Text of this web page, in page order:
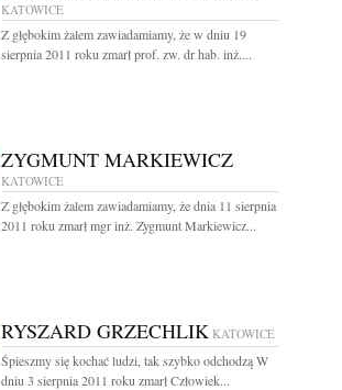
KATOWICE
Z głębokim żalem zawiadamiamy, że w dniu 19
sierpnia 2011 roku zmarł prof. zw. dr hab. inż....
ZYGMUNT MARKIEWICZ
KATOWICE
Z głębokim żalem zawiadamiamy, że dnia 11 sierpnia
2011 roku zmarł mgr inż. Zygmunt Markiewicz...
RYSZARD GRZECHLIK KATOWICE
Śpieszmy się kochać ludzi, tak szybko odchodzą W
dniu 3 sierpnia 2011 roku zmarł Człowiek...